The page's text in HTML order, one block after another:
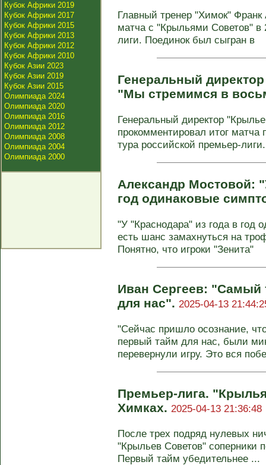
Кубок Африки 2019
Кубок Африки 2017
Кубок Африки 2015
Кубок Африки 2013
Кубок Африки 2012
Кубок Африки 2010
Кубок Азии 2023
Кубок Азии 2019
Кубок Азии 2015
Олимпиада 2024
Олимпиада 2020
Олимпиада 2016
Олимпиада 2012
Олимпиада 2008
Олимпиада 2004
Олимпиада 2000
Главный тренер "Химок" Франк
матча с "Крыльями Советов" в
лиги. Поединок был сыгран в
Генеральный
"Мы стремимся в
Генеральный директор
прокомментировал итог матча
тура российской премьер-
Александр Мостовой:
год одинаковые
"У "Краснодара" из года в год
есть шанс замахнуться на
Понятно, что игроки "Зенита"
Иван Сергеев:
для нас". 2025-04-13
"Сейчас пришло осознание,
первый тайм для нас, были
перевернули игру. Это вся
Премьер-лига.
Химках. 2025-04-13 21:36:48
После трех подряд нулевых
"Крыльев Советов" соперники
Первый тайм убедительнее ...